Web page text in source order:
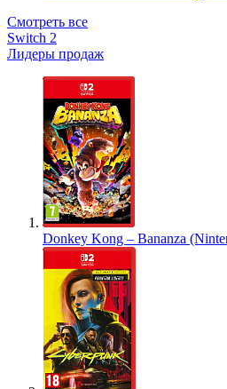
Смотреть все
Switch 2
Лидеры продаж
Donkey Kong – Bananza